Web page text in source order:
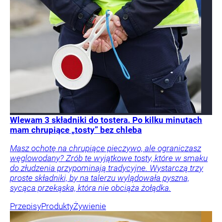
Wlewam 3 składniki do tostera. Po kilku minutach
mam chrupiące „tosty” bez chleba
Masz ochotę na chrupiące pieczywo, ale ograniczasz
węglowodany? Zrób te wyjątkowe tosty, które w smaku
do złudzenia przypominają tradycyjne. Wystarczą trzy
proste składniki, by na talerzu wylądowała pyszna,
sycąca przekąska, która nie obciąża żołądka.
PrzepisyProduktyŻywienie